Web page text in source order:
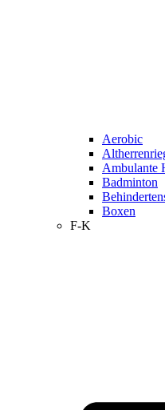
Aerobic
Ambulante
Badminton
Boxen
F-K